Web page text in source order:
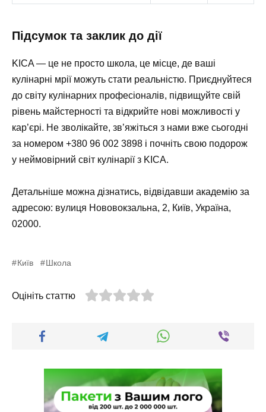
Підсумок та заклик до дії
KICA — це не просто школа, це місце, де ваші
кулінарні мрії можуть стати реальністю. Приєднуйтеся
до світу кулінарних професіоналів, підвищуйте свій
рівень майстерності та відкрийте нові можливості у
кар’єрі. Не зволікайте, зв’яжіться з нами вже сьогодні
за номером +380 96 002 3898 і почніть свою подорож
у неймовірний світ кулінарії з KICA.
Детальніше можна дізнатись, відвідавши академію за
адресою: вулиця Нововокзальна, 2, Київ, Україна,
02000.
Київ Школа
Оцініть статтю